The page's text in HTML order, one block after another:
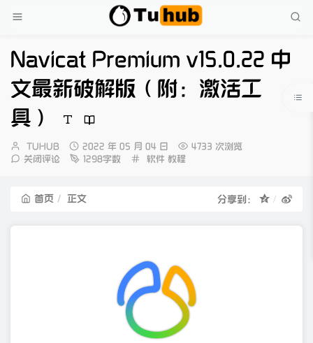
Navicat Premium v15.0.22 中
文最新破解版（附：激活工
具）
博
主：
TUHUB
发
布
2022 年 05 月 04 日
4733 次浏览
关闭评论
1298字数
分
软件 教程
首页 正文 分享到：